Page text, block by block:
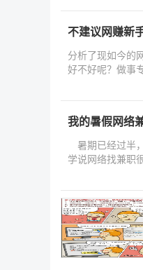
不建议网赚新
分析了现如今的
好不好呢？做事
我的暑假网络
暑期已经过半
学说网络找兼职